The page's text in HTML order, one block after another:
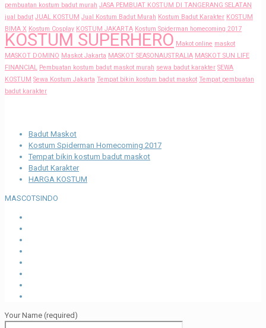
pembuatan kostum badut murah JASA PEMBUAT KOSTUM DI TANGERANG SELATAN
jual badut JUAL KOSTUM Jual Kostum Badut Murah Kostum Badut Karakter KOSTUM
BIMA X Kostum Cosplay KOSTUM JAKARTA Kostum Spiderman homecoming 2017
KOSTUM SUPERHERO Makot online maskot
MASKOT DOMINO Maskot Jakarta MASKOT SEASONAUSTRALIA MASKOT SUN LIFE
FINANCIAL Pembuatan kostum badut maskot murah sewa badut karakter SEWA
KOSTUM Sewa Kostum Jakarta Tempat bikin kostum badut maskot Tempat pembuatan
badut karakter
Badut Maskot
Kostum Spiderman Homecoming 2017
Tempat bikin kostum badut maskot
Badut Karakter
HARGA KOSTUM
MASCOTSINDO
Your Name (required)